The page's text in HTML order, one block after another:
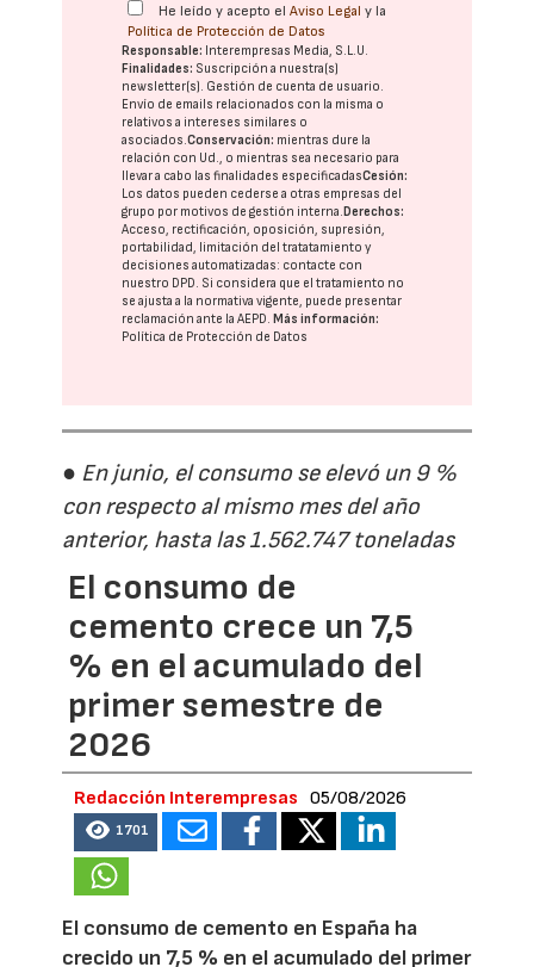
He leído y acepto elAviso Legal y la
Política de Protección de Datos
Responsable: Interempresas Media, S.L.U.
Finalidades: Suscripción a nuestra(s)
newsletter(s). Gestión de cuenta de usuario.
Envío de emails relacionados con la misma o
relativos a intereses similares o
asociados.Conservación: mientras dure la
relación con Ud., o mientras sea necesario para
llevar a cabo las finalidades especificadasCesión:
Los datos pueden cederse a otras empresas del
grupo por motivos de gestión interna.Derechos:
Acceso, rectificación, oposición, supresión,
portabilidad, limitación del tratatamiento y
decisiones automatizadas: contacte con
nuestro DPD. Si considera que el tratamiento no
se ajusta a la normativa vigente, puede presentar
reclamación ante laAEPD.Más información:
Política de Protección de Datos
● En junio, el consumo se elevó un 9 %
con respecto al mismo mes del año
anterior, hasta las 1.562.747 toneladas
El consumo de
cemento crece un 7,5
% en el acumulado del
primer semestre de
2026
Redacción Interempresas 05/08/2026
1701
El consumo de cemento en España ha
crecido un 7,5 % en el acumulado del primer